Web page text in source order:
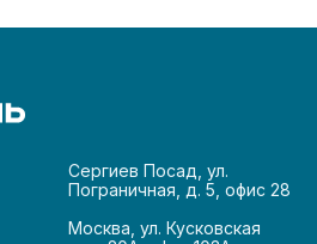
Сергиев Посад, ул.
Пограничная, д. 5, офис 28
Москва, ул. Кусковская